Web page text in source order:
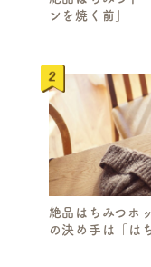
ンを焼く前」
絶品はちみつホ
の決め手は「は